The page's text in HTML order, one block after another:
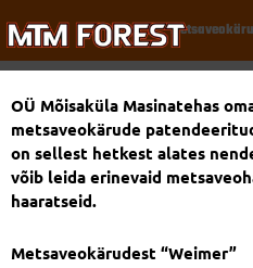
content
OÜ Mõisaküla Masinatehas
metsaveokärude
on sellest hetkest alates
võib leida erinevaid
haaratseid.
Metsaveokärudest “Weimer”